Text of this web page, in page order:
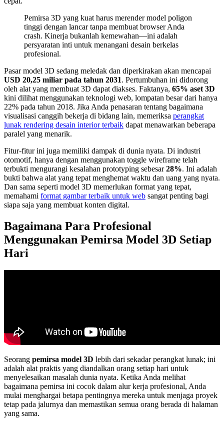
Pemirsa 3D yang kuat harus merender model poligon
tinggi dengan lancar tanpa membuat browser Anda
crash. Kinerja bukanlah kemewahan—ini adalah
persyaratan inti untuk menangani desain berkelas
profesional.
Pasar model 3D sedang meledak dan diperkirakan akan mencapai
USD 20,25 miliar pada tahun 2031. Pertumbuhan ini didorong
oleh alat yang membuat 3D dapat diakses. Faktanya, 65% aset 3D
kini dilihat menggunakan teknologi web, lompatan besar dari hanya
22% pada tahun 2018. Jika Anda penasaran tentang bagaimana
visualisasi canggih bekerja di bidang lain, memeriksa perangkat
lunak rendering desain interior terbaik dapat menawarkan beberapa
paralel yang menarik.
Fitur-fitur ini juga memiliki dampak di dunia nyata. Di industri
otomotif, hanya dengan menggunakan toggle wireframe telah
terbukti mengurangi kesalahan prototyping sebesar28%. Ini adalah
bukti bahwa alat yang tepat menghemat waktu dan uang yang nyata.
Dan sama seperti model 3D memerlukan format yang tepat,
memahami format gambar terbaik untuk web sangat penting bagi
siapa saja yang membuat konten digital.
Bagaimana Para Profesional
Menggunakan Pemirsa Model 3D Setiap
Hari
Seorang pemirsa model 3D lebih dari sekadar perangkat lunak; ini
adalah alat praktis yang diandalkan orang setiap hari untuk
menyelesaikan masalah dunia nyata. Ketika Anda melihat
bagaimana pemirsa ini cocok dalam alur kerja profesional, Anda
mulai menghargai betapa pentingnya mereka untuk menjaga proyek
tetap pada jalurnya dan memastikan semua orang berada di halaman
yang sama.